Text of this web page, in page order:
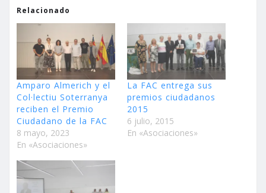
Relacionado
Amparo Almerich y el
Col·lectiu Soterranya
reciben el Premio
Ciudadano de la FAC
8 mayo, 2023
En «Asociaciones»
La FAC entrega sus
premios ciudadanos
2015
6 julio, 2015
En «Asociaciones»